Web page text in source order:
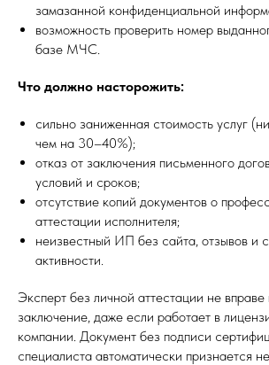
замазанной конфиденциальной
возможность проверить номер
базе МЧС.
Что должно насторожить:
сильно заниженная стоимость услуг
чем на 30–40%);
отказ от заключения письменного
условий и сроков;
отсутствие копий документов о
аттестации исполнителя;
неизвестный ИП без сайта, отзывов и
активности.
Эксперт без личной аттестации не вправе
заключение, даже если работает в
компании. Документ без подписи
специалиста автоматически признается